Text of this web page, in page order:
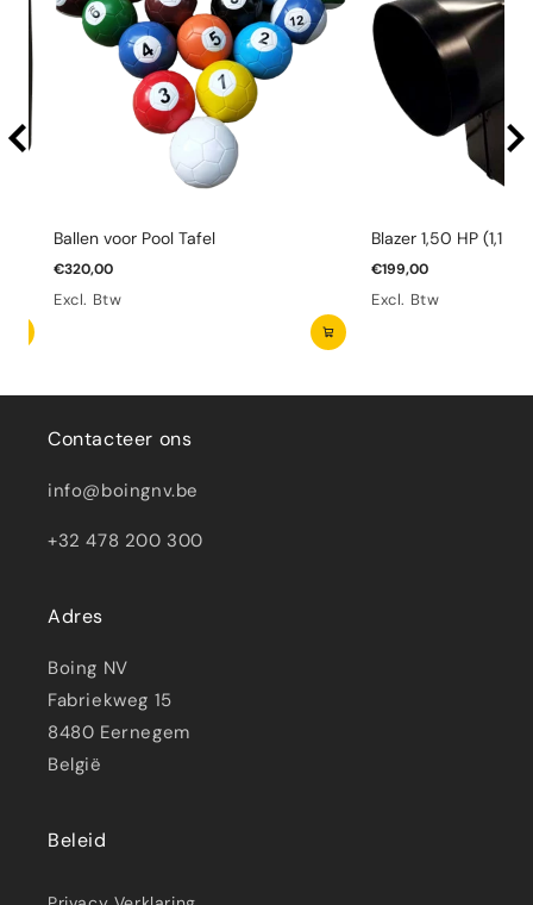
Ballen voor Pool Tafel
€320,00
Excl. Btw
Blazer 1,50 HP (1,1
€199,00
Excl. Btw
Contacteer ons
info@boingnv.be
+32 478 200 300
Adres
Boing NV
Fabriekweg 15
8480 Eernegem
België
Beleid